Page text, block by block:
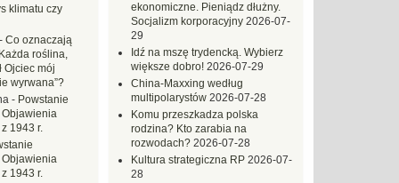
ekonomiczne. Pieniądz dłużny.
Socjalizm korporacyjny 2026-07-
29
Idź na mszę trydencką. Wybierz
większe dobro! 2026-07-29
China-Maxxing według
multipolarystów 2026-07-28
Komu przeszkadza polska
rodzina? Kto zarabia na
rozwodach? 2026-07-28
Kultura strategiczna RP 2026-07-
28
klimatu czy
Co oznaczają
roślina,
Ojciec mój
wyrwana”?
- Powstanie
1943 r.
1943 r.